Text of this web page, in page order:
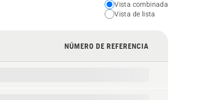
Choose
your
view
type
Vista combinada
Vista de lista
NÚMERO DE REFERENCIA